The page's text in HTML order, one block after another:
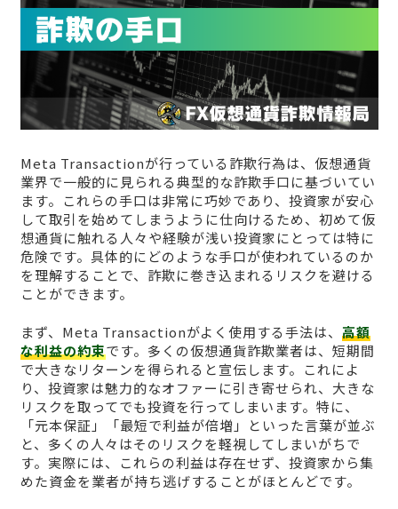
Meta Transactionが行っている詐欺行為は、仮想通貨
業界で一般的に見られる典型的な詐欺手口に基づいてい
ます。これらの手口は非常に巧妙であり、投資家が安心
して取引を始めてしまうように仕向けるため、初めて仮
想通貨に触れる人々や経験が浅い投資家にとっては特に
危険です。具体的にどのような手口が使われているのか
を理解することで、詐欺に巻き込まれるリスクを避ける
ことができます。
まず、Meta Transactionがよく使用する手法は、 高額
な利益の約束です。多くの仮想通貨詐欺業者は、短期間
で大きなリターンを得られると宣伝します。これによ
り、投資家は魅力的なオファーに引き寄せられ、大きな
リスクを取ってでも投資を行ってしまいます。特に、
「元本保証」「最短で利益が倍増」といった言葉が並ぶ
と、多くの人々はそのリスクを軽視してしまいがちで
す。実際には、これらの利益は存在せず、投資家から集
めた資金を業者が持ち逃げすることがほとんどです。